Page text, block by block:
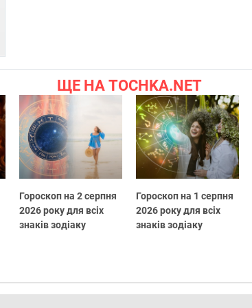
ЩЕ НА TOCHKA.NET
Гороскоп на 2 серпня
2026 року для всіх
знаків зодіаку
Гороскоп на 1 серпня
2026 року для всіх
знаків зодіаку